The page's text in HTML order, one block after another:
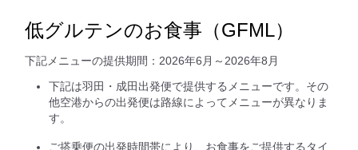
低グルテンのお食事（GFML）
下記メニューの提供期間：2026年6月～2026年8月
下記は羽田・成田出発便で提供するメニューです。その
他空港からの出発便は路線によってメニューが異なりま
す。
ご搭乗便の出発時間帯により、お食事をご提供するタイ